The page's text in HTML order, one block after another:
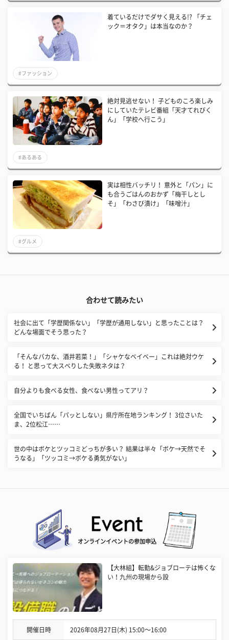
着ているだけでダサく見える!? 「チェ
ック＝オタク」は本当なのか？
#ファッション
絶対見逃せない！ 子どものころ楽しみ
にしていたテレビ番組「天才てれびく
ん」「学校へ行こう」
#あるある
実は相性バッチリ！ 意外と「パン」に
も合うごはんのおかず「梅干しとし
そ」「わさび漬け」「味噌汁」
#グルメ
合わせて読みたい
社会に出て「学歴関係ない」「学歴が通用しない」と思ったことは？
どんな場面でそう思った？
「そんなバカな、酒井若菜！」「シャケなベイベー」これは絶対ウケ
る！ と思って大スベりした失敗ネタは？
自分よりも食べる女性、食べない男性ってアリ？
全国でいちばん「パッとしない」県庁所在地ランキング！ 3位さいた
ま、2位松江……
世の中はボケとツッコミどっちが多い？ 結果は半々「ボケ→天然でそ
うなる」「ツッコミ→ボケる勇気がない」
オンラインイベントの参加申込
【大林組】転勤&ジョブローテは怖くな
い！九州の現場から設
開催日時 2026年08月27日(木) 15:00〜16:00